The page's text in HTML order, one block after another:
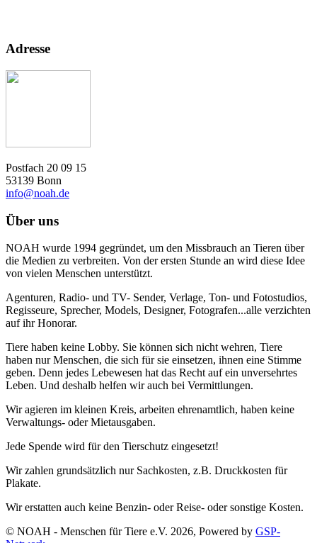
Adresse
Postfach 20 09 15
53139 Bonn
info@noah.de
Über uns
NOAH wurde 1994 gegründet, um den Missbrauch an Tieren über
die Medien zu verbreiten. Von der ersten Stunde an wird diese Idee
von vielen Menschen unterstützt.
Agenturen, Radio- und TV- Sender, Verlage, Ton- und Fotostudios,
Regisseure, Sprecher, Models, Designer, Fotografen...alle verzichten
auf ihr Honorar.
Tiere haben keine Lobby. Sie können sich nicht wehren, Tiere
haben nur Menschen, die sich für sie einsetzen, ihnen eine Stimme
geben. Denn jedes Lebewesen hat das Recht auf ein unversehrtes
Leben. Und deshalb helfen wir auch bei Vermittlungen.
Wir agieren im kleinen Kreis, arbeiten ehrenamtlich, haben keine
Verwaltungs- oder Mietausgaben.
Jede Spende wird für den Tierschutz eingesetzt!
Wir zahlen grundsätzlich nur Sachkosten, z.B. Druckkosten für
Plakate.
Wir erstatten auch keine Benzin- oder Reise- oder sonstige Kosten.
© NOAH - Menschen für Tiere e.V. 2026, Powered by GSP-